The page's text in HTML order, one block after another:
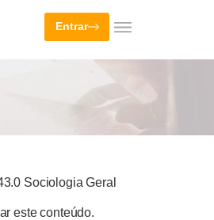
Entrar
Sociologia Geral
este conteúdo.